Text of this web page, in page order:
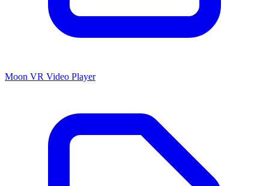
Moon VR Video Player